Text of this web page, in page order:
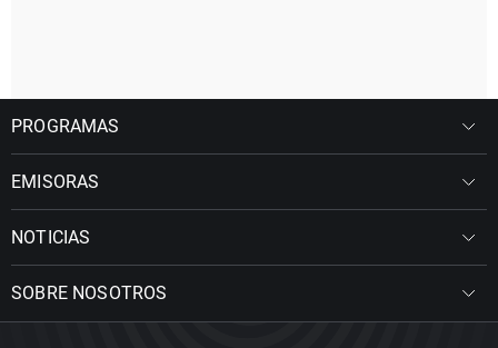
PROGRAMAS
EMISORAS
NOTICIAS
SOBRE NOSOTROS